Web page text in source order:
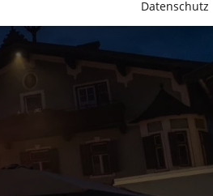
Datenschutz